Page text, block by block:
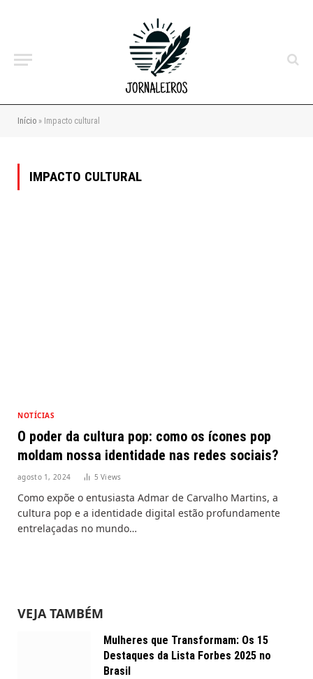
Início » Impacto cultural
IMPACTO CULTURAL
NOTÍCIAS
O poder da cultura pop: como os ícones pop
moldam nossa identidade nas redes sociais?
agosto 1, 2024 5Views
Como expõe o entusiasta Admar de Carvalho Martins, a
cultura pop e a identidade digital estão profundamente
entrelaçadas no mundo…
VEJA TAMBÉM
Mulheres que Transformam: Os 15
Destaques da Lista Forbes 2025 no
Brasil